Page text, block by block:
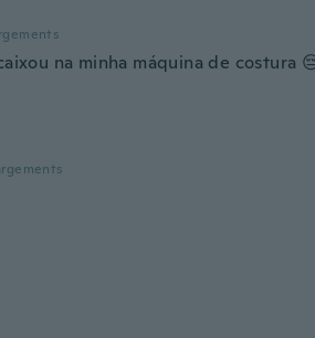
na minha máquina de costura